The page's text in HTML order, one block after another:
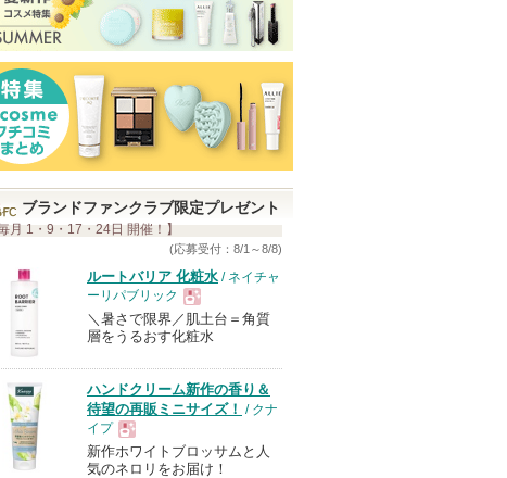
ブランドファンクラブ限定プレゼント
毎月 1・9・17・24日 開催！】
(応募受付：8/1～8/8)
ルートバリア 化粧水 / ネイチャ
ーリパブリック
現
品
＼暑さで限界／肌土台＝角質
層をうるおす化粧水
ハンドクリーム新作の香り＆
待望の再販ミニサイズ！ / クナ
イプ
現
新作ホワイトブロッサムと人
気のネロリをお届け！